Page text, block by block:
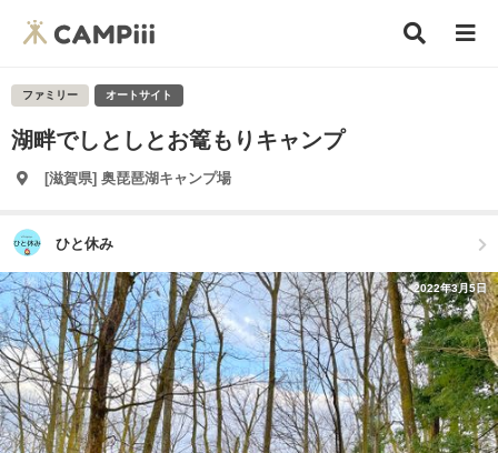
ファミリー オートサイト
湖畔でしとしとお篭もりキャンプ
[滋賀県] 奥琵琶湖キャンプ場
ひと休み
2022年3月5日